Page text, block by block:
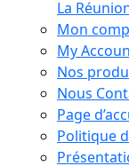
La
Mon
My
Nos
Nous
Page
Politique